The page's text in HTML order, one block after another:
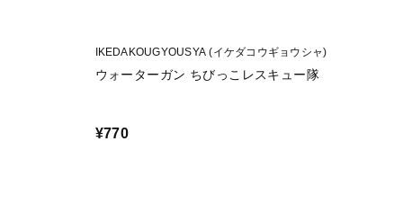
IKEDAKOUGYOUSYA (イケダコウギョウシャ)
ウォーターガン ちびっこレスキュー隊
¥770